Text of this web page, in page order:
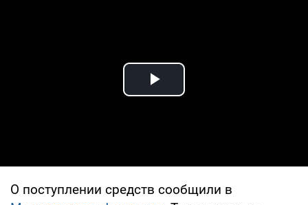
Play Video
О поступлении средств сообщили в